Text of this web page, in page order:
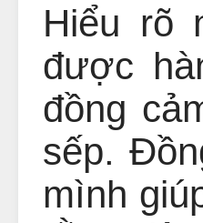
Hiểu rõ
được
đồng
sếp.
mình